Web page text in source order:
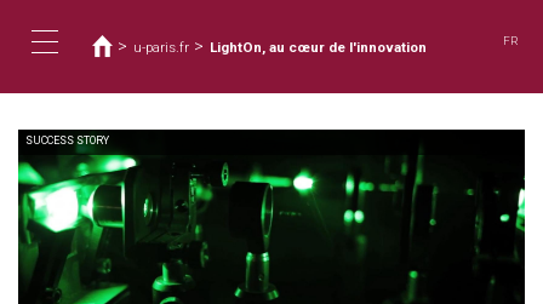
contenido
navigation
está
aquí
> u-paris.fr > LightOn, au cœur de l'innovation FR
SUCCESS STORY